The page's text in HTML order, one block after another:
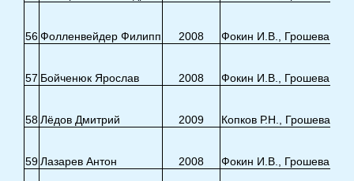
56Фолленвейдер Филипп 2008 Фокин И.В., Грошева Е.Э.
57 Бойченюк Ярослав 2008 Фокин И.В., Грошева Е.Э.
58Лёдов Дмитрий 2009 Копков Р.Н., Грошева Е.Э.
59Лазарев Антон 2008 Фокин И.В., Грошева Е.Э.